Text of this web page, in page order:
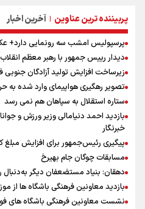
پربیننده ترین عناوین | آخرین اخبار
پرسپولیس امشب سه رونمایی دارد+
دیدار رییس جمهور با رهبر معظم
زیرساخت افزایش تولید آزادگان
تصویر رهگیری هواپیمای وارد شده
ستاره استقلال به سپاهان هم نمی رسد
بازدید احمد دنیامالی وزیر ورزش و
خبرنگار
پیگیری رئیس‌جمهور برای افزایش مبلغ
مسابقات چوگان جام بهیرخ
دهقان: بنیاد مستضعفان دیگر
بازدید معاونین فرهنگی باشگاه ها از
نشست معاونین فرهنگی باشگاه های